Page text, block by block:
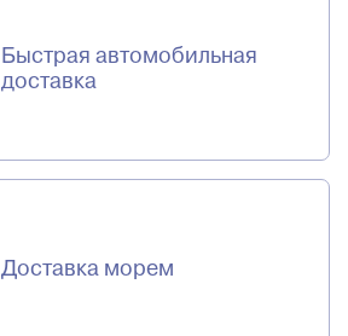
Быстрая автомобильная
доставка
Доставка морем